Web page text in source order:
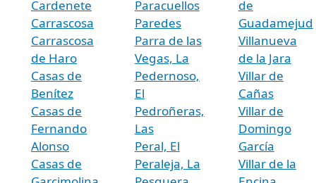
Cardenete
Carrascosa
Carrascosa
de Haro
Casas de
Benítez
Casas de
Fernando
Alonso
Casas de
Paracuellos
Paredes
Parra de las
Vegas, La
Pedernoso,
El
Pedroñeras,
Las
Peral, El
Peraleja, La
de
Guadamejud
Villanueva
de la Jara
Villar de
Cañas
Villar de
Domingo
García
Villar de la